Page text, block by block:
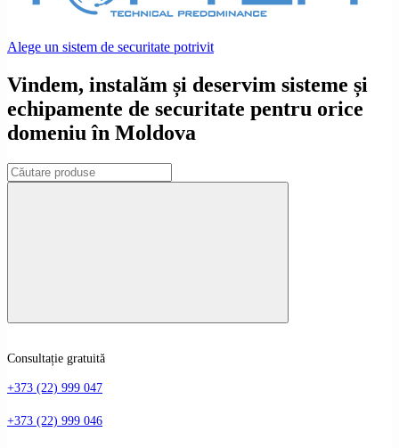
Alege un sistem de securitate potrivit
Vindem, instalăm și deservim sisteme și
echipamente de securitate pentru orice
domeniu în Moldova
Consultație gratuită
+373 (22) 999 047
+373 (22) 999 046